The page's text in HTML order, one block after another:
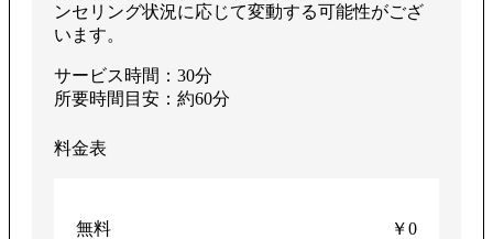
ンセリング状況に応じて変動する可能性がござ
います。
サービス時間：30分
所要時間目安：約60分
料金表
無料 ￥0